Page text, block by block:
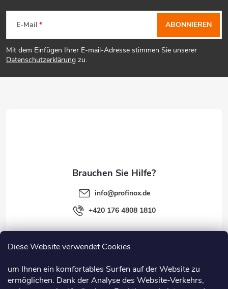
Diese Website verwendet Cookies
um Ihnen ein komfortables Surfen auf der Website zu
ermöglichen. Dank der Analyse des Website-Verkehrs,
F
u
ß
E-Mail
Mit dem Einfügen Ihrer E-mail-Adresse stimmen Sie unserer
Datenschutzerklärung zu.
ABONNIEREN
Information
info@profinox.de
+420 176 4808 1810